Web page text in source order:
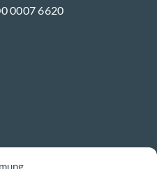
0007 6620